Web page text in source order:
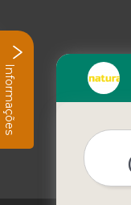
Informações